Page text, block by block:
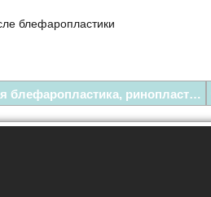
блефаропластики
Круговая блефаропластика, ринопластика.